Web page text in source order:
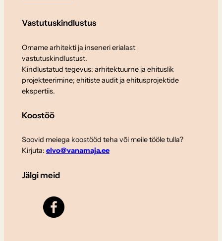
Vastutuskindlustus
Omame arhitekti ja inseneri erialast
vastutuskindlustust.
Kindlustatud tegevus: arhitektuurne ja ehituslik
projekteerimine; ehitiste audit ja ehitusprojektide
ekspertiis.
Koostöö
Soovid meiega koostööd teha või meile tööle tulla?
Kirjuta: elvo@vanamaja.ee
Jälgi meid